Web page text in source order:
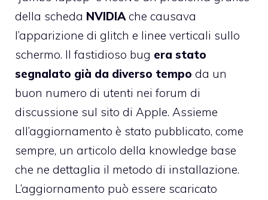
della scheda NVIDIAche causava
l’apparizione di glitch e linee verticali sullo
schermo. Il fastidioso bug era stato
segnalato già da diverso tempo da un
buon numero di utenti nei forum di
discussione sul sito di Apple. Assieme
all’aggiornamento è stato pubblicato, come
sempre, un articolo della knowledge base
che ne dettaglia il metodo di installazione.
L’aggiornamento può essere scaricato